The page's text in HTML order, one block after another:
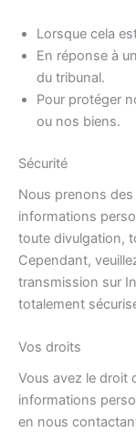
Lorsque cela
En réponse à
du tribunal.
Pour protéger
ou nos biens.
Sécurité
Nous prenons
informations
toute divulgation,
Cependant,
transmission sur
totalement
Vos droits
Vous avez le droit
informations
en nous